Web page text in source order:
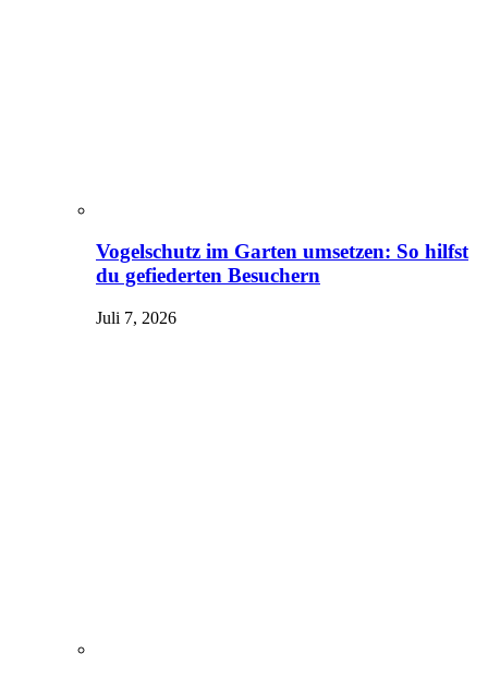
Vogelschutz im Garten umsetzen: So hilfst
du gefiederten Besuchern
Juli 7, 2026